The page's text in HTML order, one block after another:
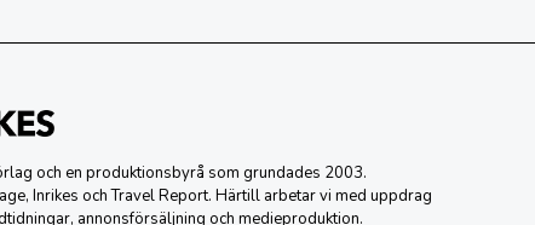
och en produktionsbyrå som grundades 2003.
Inrikes och Travel Report. Härtill arbetar vi med uppdrag
annonsförsäljning och medieproduktion.